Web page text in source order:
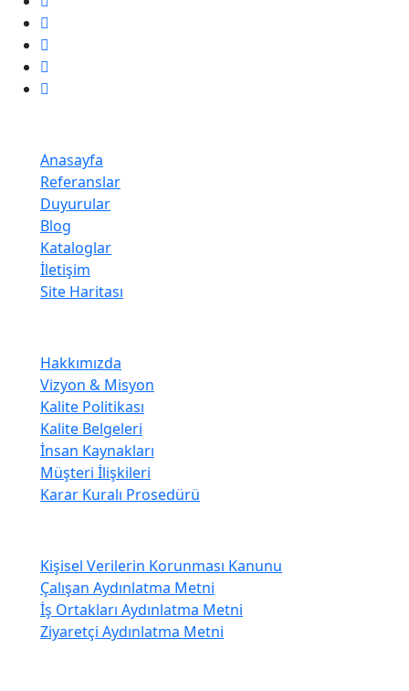
Anasayfa
Referanslar
Duyurular
Blog
Kataloglar
İletişim
Site Haritası
Hakkımızda
Vizyon & Misyon
Kalite Politikası
Kalite Belgeleri
İnsan Kaynakları
Müşteri İlişkileri
Karar Kuralı Prosedürü
Kişisel Verilerin Korunması Kanunu
Çalışan Aydınlatma Metni
İş Ortakları Aydınlatma Metni
Ziyaretçi Aydınlatma Metni